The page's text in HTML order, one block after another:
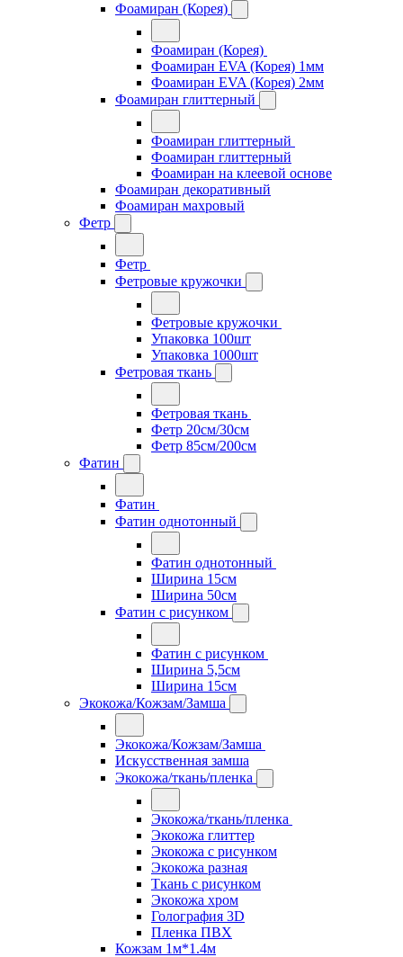
Фоамиран (Корея)
Фоамиран (Корея)
Фоамиран EVA (Корея) 1мм
Фоамиран EVA (Корея) 2мм
Фоамиран глиттерный
Фоамиран глиттерный
Фоамиран глиттерный
Фоамиран на клеевой основе
Фоамиран декоративный
Фоамиран махровый
Фетр
Фетр
Фетровые кружочки
Фетровые кружочки
Упаковка 100шт
Упаковка 1000шт
Фетровая ткань
Фетровая ткань
Фетр 20см/30см
Фетр 85см/200см
Фатин
Фатин
Фатин однотонный
Фатин однотонный
Ширина 15см
Ширина 50см
Фатин с рисунком
Фатин с рисунком
Ширина 5,5см
Ширина 15см
Экокожа/Кожзам/Замша
Экокожа/Кожзам/Замша
Искусственная замша
Экокожа/ткань/пленка
Экокожа/ткань/пленка
Экокожа глиттер
Экокожа с рисунком
Экокожа разная
Ткань с рисунком
Экокожа хром
Голография 3D
Пленка ПВХ
Кожзам 1м*1.4м